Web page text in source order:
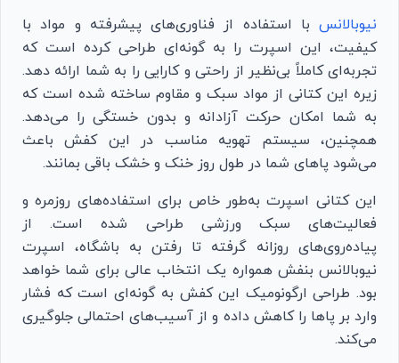
نیوبالانس با استفاده از فناوری‌های پیشرفته و مواد با
کیفیت، این اسپرت را به گونه‌ای طراحی کرده است که
تجربه‌ای کاملاً بی‌نظیر از راحتی و کارایی را به شما ارائه دهد.
زیره این کتانی از مواد سبک و مقاوم ساخته شده است که
به شما امکان حرکت آزادانه و بدون خستگی را می‌دهد.
همچنین، سیستم تهویه مناسب در این کفش باعث
می‌شود پاهای شما در طول روز خنک و خشک باقی بمانند.
این کتانی اسپرت به‌طور خاص برای استفاده‌های روزمره و
فعالیت‌های سبک ورزشی طراحی شده است. از
پیاده‌روی‌های روزانه گرفته تا رفتن به باشگاه، اسپرت
نیوبالانس بنفش همواره یک انتخاب عالی برای شما خواهد
بود. طراحی ارگونومیک این کفش به گونه‌ای است که فشار
وارد بر پاها را کاهش داده و از آسیب‌های احتمالی جلوگیری
می‌کند.